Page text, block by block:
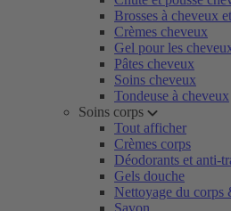
Brosses à cheveux
Crèmes cheveux
Gel pour les
Pâtes cheveux
Soins cheveux
Tondeuse à cheveux
Soins corps
Tout afficher
Crèmes corps
Déodorants et anti-
Gels douche
Nettoyage du corps
Savon